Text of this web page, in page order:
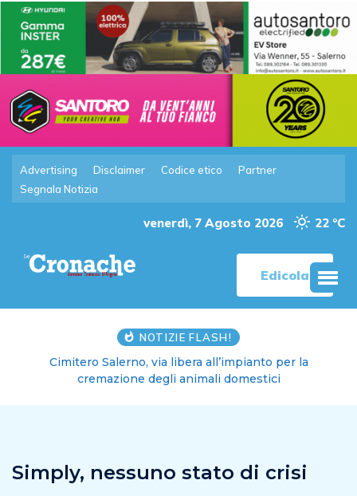
Advertising Disclaimer Codice etico
Partner
Segnala Notizia
venerdì, 7 Agosto 2026 22 °C
Edicola
NOTIZIE FLASH!
Cimitero Salerno, via libera all’impianto per la
cremazione degli animali domestici
Simply, nessuno stato di crisi